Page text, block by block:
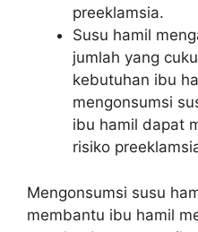
preeklamsia.
Susu hamil
jumlah yang
kebutuhan ibu
mengonsumsi
ibu hamil dapat
risiko
Mengonsumsi susu
membantu ibu hamil